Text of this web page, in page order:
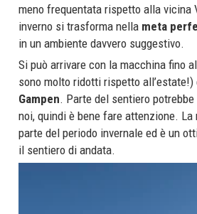
meno frequentata rispetto alla vicina
inverno si trasforma nella meta
in un ambiente davvero suggestivo.
Si può arrivare con la macchina fino
sono molto ridotti rispetto
Gampen. Parte del sentiero
noi, quindi è bene fare attenzione.
parte del periodo invernale ed è un
il sentiero di andata.